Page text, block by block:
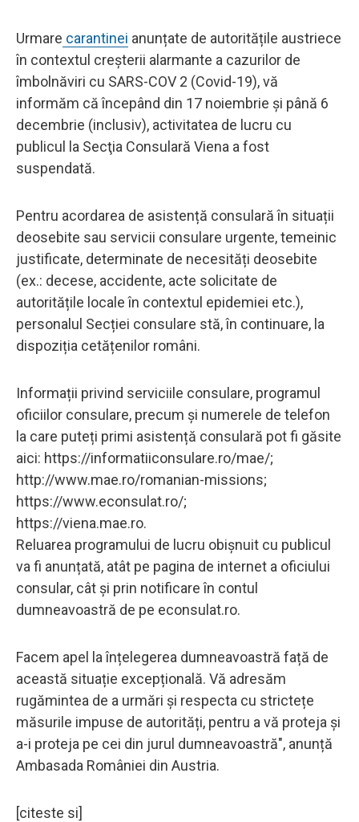
Urmare carantinei anunțate de autoritățile austriece
în contextul creșterii alarmante a cazurilor de
îmbolnăviri cu SARS-COV 2 (Covid-19), vă
informăm că începând din 17 noiembrie și până 6
decembrie (inclusiv), activitatea de lucru cu
publicul la Secţia Consulară Viena a fost
suspendată.
Pentru acordarea de asistență consulară în situații
deosebite sau servicii consulare urgente, temeinic
justificate, determinate de necesități deosebite
(ex.: decese, accidente, acte solicitate de
autoritățile locale în contextul epidemiei etc.),
personalul Secției consulare stă, în continuare, la
dispoziția cetățenilor români.
Informații privind serviciile consulare, programul
oficiilor consulare, precum și numerele de telefon
la care puteți primi asistență consulară pot fi găsite
aici: https://informatiiconsulare.ro/mae/;
http://www.mae.ro/romanian-missions;
https://www.econsulat.ro/;
https://viena.mae.ro.
Reluarea programului de lucru obișnuit cu publicul
va fi anunțată, atât pe pagina de internet a oficiului
consular, cât și prin notificare în contul
dumneavoastră de pe econsulat.ro.
Facem apel la înțelegerea dumneavoastră față de
această situație excepțională. Vă adresăm
rugămintea de a urmări și respecta cu strictețe
măsurile impuse de autorități, pentru a vă proteja și
a-i proteja pe cei din jurul dumneavoastră", anunță
Ambasada României din Austria.
[citeste si]